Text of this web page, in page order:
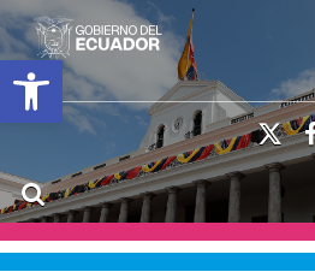
Open toolbar